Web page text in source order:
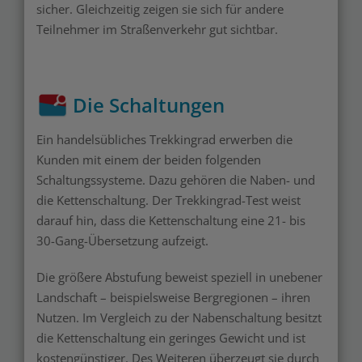
sicher. Gleichzeitig zeigen sie sich für andere
Teilnehmer im Straßenverkehr gut sichtbar.
Die Schaltungen
Ein handelsübliches Trekkingrad erwerben die
Kunden mit einem der beiden folgenden
Schaltungssysteme. Dazu gehören die Naben- und
die Kettenschaltung. Der Trekkingrad-Test weist
darauf hin, dass die Kettenschaltung eine 21- bis
30-Gang-Übersetzung aufzeigt.
Die größere Abstufung beweist speziell in unebener
Landschaft – beispielsweise Bergregionen – ihren
Nutzen. Im Vergleich zu der Nabenschaltung besitzt
die Kettenschaltung ein geringes Gewicht und ist
kostengünstiger. Des Weiteren überzeugt sie durch